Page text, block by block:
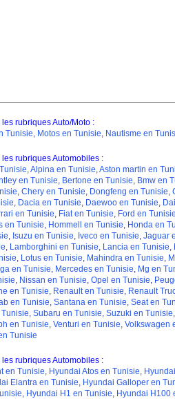
rubriques Auto/Moto :
Tunisie, Motos en Tunisie, Nautisme en
rubriques Automobiles :
,Alpina en Tunisie,Aston martin en
en Tunisie, Bertone en Tunisie, Bmw en
, Chery en Tunisie, Dongfeng en Tunisie,
, Dacia en Tunisie, Daewoo en Tunisie,
en Tunisie, Fiat en Tunisie, Ford en Tunisie
en Tunisie, Hommell en Tunisie, Honda en
, Isuzu en Tunisie, Iveco en Tunisie, Jaguar
, Lamborghini en Tunisie, Lancia en Tunisie,
, Lotus en Tunisie, Mahindra en Tunisie,
en Tunisie, Mercedes en Tunisie, Mg en
, Nissan en Tunisie, Opel en Tunisie,
en Tunisie, Renault en Tunisie, Renault
en Tunisie, Santana en Tunisie, Seat en
, Subaru en Tunisie, Suzuki en Tunisie,
en Tunisie, Venturi en Tunisie, Volkswagen
Tunisie
rubriques Automobiles :
en Tunisie, Hyundai Atos en Tunisie,
Elantra en Tunisie, Hyundai Galloper en
, Hyundai H1 en Tunisie, Hyundai H100